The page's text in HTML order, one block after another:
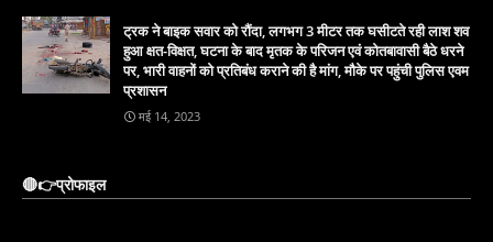
ट्रक ने बाइक सवार को रौंदा, लगभग 3 मीटर तक घसीटते रही लाश शव
हुआ क्षत-विक्षत, घटना के बाद मृतक के परिजन एवं कोतबावासी बैठे धरने
पर, भारी वाहनों को प्रतिबंध कराने की है मांग, मौके पर पहुंची पुलिस एवम
प्रशासन
मई 14, 2023
🔴👉प्रोफाइल